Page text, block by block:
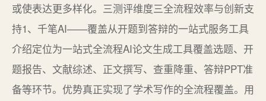
或使表达更多样化。三测评维度三全流程效率与创新支
持1、千笔AI——覆盖从开题到答辩的一站式服务工具
介绍定位为一站式全流程AI论文生成工具覆盖选题、开
题报告、文献综述、正文撰写、查重降重、答辩PPT准
备等环节。优势真正实现了学术写作的全流程覆盖。用